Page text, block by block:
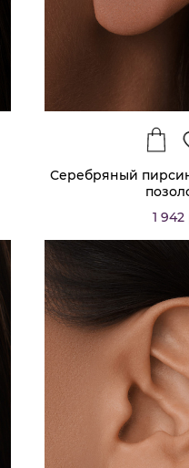
Серебряный
1 942